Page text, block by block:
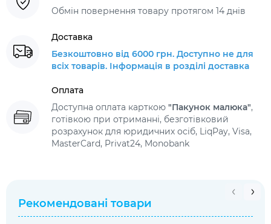
Обмін повернення товару протягом 14 днів
Доставка
Безкоштовно від 6000 грн. Доступно не для
всіх товарів. Інформація в розділі доставка
Оплата
Доступна оплата карткою "Пакунок малюка",
готівкою при отриманні, безготівковий
розрахунок для юридичних осіб, LiqPay, Visa,
MasterCard, Privat24, Monobank
Рекомендовані товари